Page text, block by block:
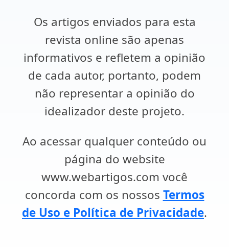
Os artigos enviados para esta
revista online são apenas
informativos e refletem a opinião
de cada autor, portanto, podem
não representar a opinião do
idealizador deste projeto.
Ao acessar qualquer conteúdo ou
página do website
www.webartigos.com você
concorda com os nossos Termos
de Uso e Política de Privacidade.